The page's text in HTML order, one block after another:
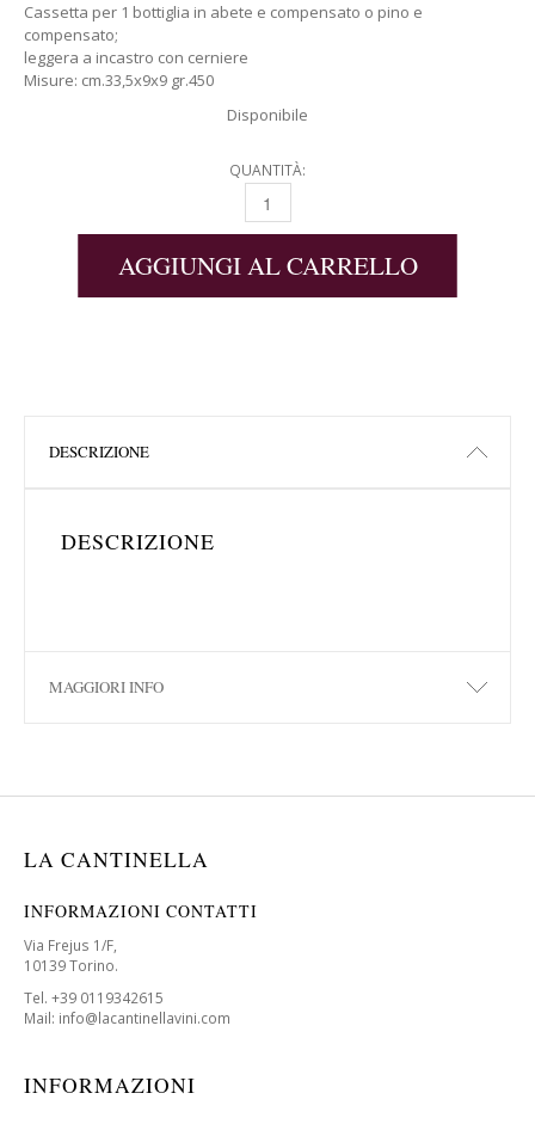
Cassetta per 1 bottiglia in abete e compensato o pino e
compensato;
leggera a incastro con cerniere
Misure: cm.33,5x9x9 gr.450
Disponibile
QUANTITÀ:
CASSETTA PER 1 BOTTIGLIA QUANTITY
AGGIUNGI AL CARRELLO
DESCRIZIONE
DESCRIZIONE
MAGGIORI INFO
LA CANTINELLA
INFORMAZIONI CONTATTI
Via Frejus 1/F,
10139 Torino.
Tel. +39 0119342615
Mail: info@lacantinellavini.com
INFORMAZIONI